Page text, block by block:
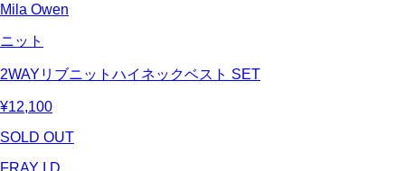
Mila Owen
ニット
2WAYリブニットハイネックベスト SET
¥12,100
SOLD OUT
FRAY I.D